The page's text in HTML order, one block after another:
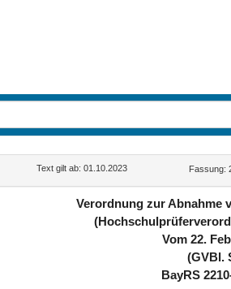
Text gilt ab: 01.10.2023 Fassung:
Verordnung zur Abnahme
Vom 22.
(GVBl.
BayRS